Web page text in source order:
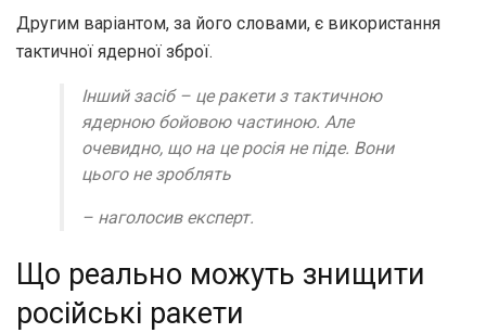
Другим варіантом, за його словами, є використання
тактичної ядерної зброї.
Інший засіб – це ракети з тактичною
ядерною бойовою частиною. Але
очевидно, що на це росія не піде. Вони
цього не зроблять
– наголосив експерт.
Що реально можуть знищити
російські ракети